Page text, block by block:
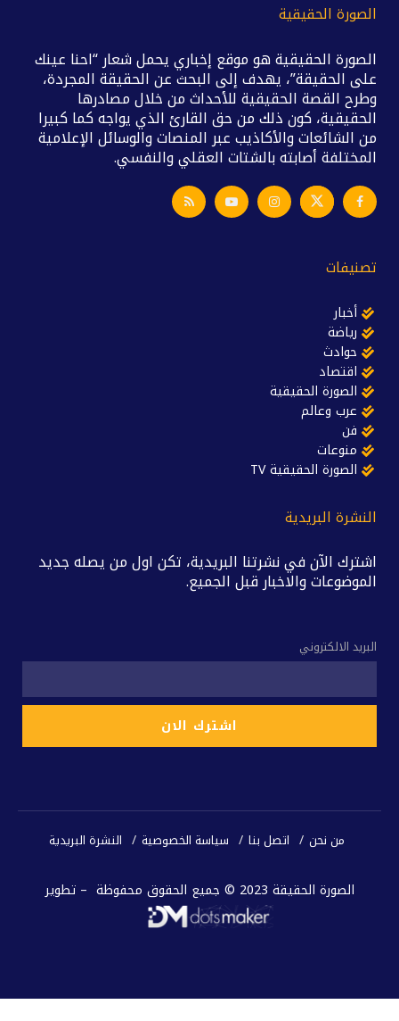
الصورة الحقيقية
الصورة الحقيقية هو موقع إخباري يحمل شعار “احنا عينك
على الحقيقة”، يهدف إلى البحث عن الحقيقة المجردة،
وطرح القصة الحقيقية للأحداث من خلال مصادرها
الحقيقية، كون ذلك من حق القارئ الذي يواجه كما كبيرا
من الشائعات والأكاذيب عبر المنصات والوسائل الإعلامية
المختلفة أصابته بالشتات العقلي والنفسي.
تصنيفات
أخبار
رياضة
حوادث
اقتصاد
الصورة الحقيقية
عرب وعالم
فن
منوعات
الصورة الحقيقية TV
النشرة البريدية
اشترك الآن في نشرتنا البريدية، تكن اول من يصله جديد
الموضوعات والاخبار قبل الجميع.
البريد الالكتروني
من نحن اتصل بنا سياسة الخصوصية النشرة البريدية
الصورة الحقيقة 2023 © جميع الحقوق محفوظة – تطوير